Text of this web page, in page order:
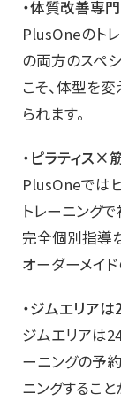
・体質改善専
PlusOneのト
の両方のスペ
こそ、体型を
られます。
・ピラティス×
PlusOneでは
トレーニング
完全個別指導
オーダーメイ
・ジムエリア
ジムエリアは
ーニングの予
ニングするこ